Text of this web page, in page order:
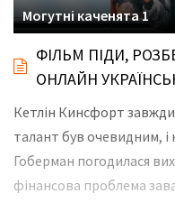
Могутні каченята 1
ФІЛЬМ ПІДИ,
ОНЛАЙН
Кетлін Кинсфорт завжди
талант був очевидним,
Гоберман погодилася
фінансова проблема